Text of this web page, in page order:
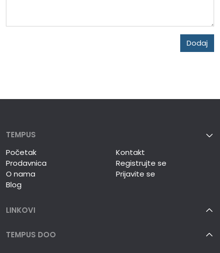
Dodaj
TEMPUS
Početak
Prodavnica
O nama
Blog
Kontakt
Registrujte se
Prijavite se
LINKOVI
TEMPUS DOO